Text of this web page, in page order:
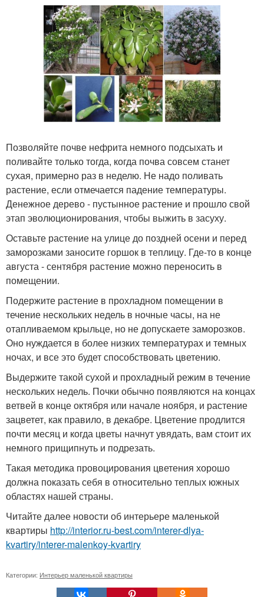
Позволяйте почве нефрита немного подсыхать и
поливайте только тогда, когда почва совсем станет
сухая, примерно раз в неделю. Не надо поливать
растение, если отмечается падение температуры.
Денежное дерево - пустынное растение и прошло свой
этап эволюционирования, чтобы выжить в засуху.
Оставьте растение на улице до поздней осени и перед
заморозками заносите горшок в теплицу. Где-то в конце
августа - сентября растение можно переносить в
помещении.
Подержите растение в прохладном помещении в
течение нескольких недель в ночные часы, на не
отапливаемом крыльце, но не допускаете заморозков.
Оно нуждается в более низких температурах и темных
ночах, и все это будет способствовать цветению.
Выдержите такой сухой и прохладный режим в течение
нескольких недель. Почки обычно появляются на концах
ветвей в конце октября или начале ноября, и растение
зацветет, как правило, в декабре. Цветение продлится
почти месяц и когда цветы начнут увядать, вам стоит их
немного прищипнуть и подрезать.
Такая методика провоцирования цветения хорошо
должна показать себя в относительно теплых южных
областях нашей страны.
Читайте далее новости об интерьере маленькой
квартиры http://interior.ru-best.com/interer-dlya-
kvartiry/interer-malenkoy-kvartiry
Категории: Интерьер маленькой квартиры